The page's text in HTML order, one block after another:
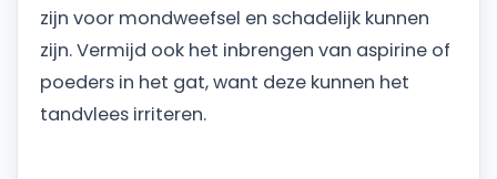
zijn voor mondweefsel en schadelijk kunnen
zijn. Vermijd ook het inbrengen van aspirine of
poeders in het gat, want deze kunnen het
tandvlees irriteren.